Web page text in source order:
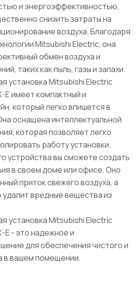
и энергоэффективностью,
снизить затраты на
воздуха. Благодаря
Mitsubishi Electric, она
обмен воздуха и
таких как пыль, газы и запахи.
установка Mitsubishi Electric
E имеет компактный и
который легко впишется в
оснащена интеллектуальной
которая позволяет легко
работу установки.
устройства вы сможете создать
в своем доме или офисе. Оно
приток свежего воздуха, а
вредные вещества из
установка Mitsubishi Electric
E - это надежное и
для обеспечения чистого и
в вашем помещении.